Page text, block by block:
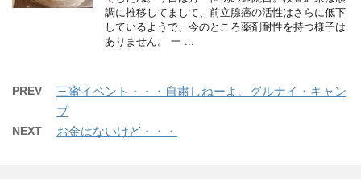
調に推移してまして、前立腺癌の活性はさらに低下
しているようで、今のところ薬剤耐性を持つ様子は
ありません。 一 ...
PREV
三蜜イベント・・・自粛しねーよ、グルナイ・キャン
プ
NEXT お金はないけど・・・